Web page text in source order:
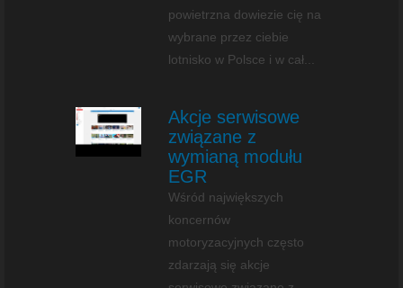
powietrzna dowiezie cię na
wybrane przez ciebie
lotnisko w Polsce i w cał...
Akcje serwisowe
związane z
wymianą modułu
EGR
Wśród największych
koncernów
motoryzacyjnych często
zdarzają się akcje